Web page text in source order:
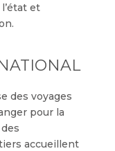
et
des voyages
pour la
accueillent